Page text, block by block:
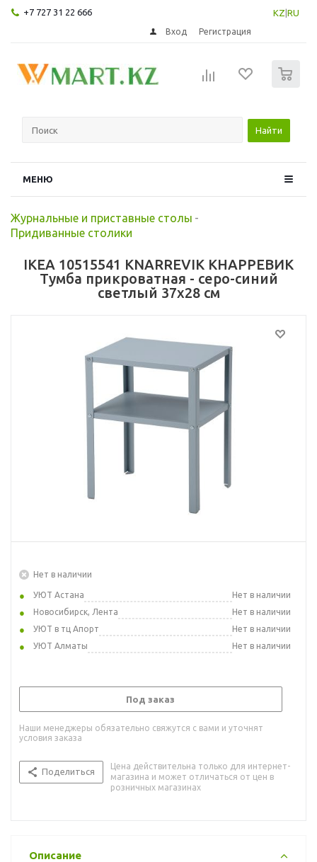
+7 727 31 22 666 KZ RU
Вход Регистрация
Найти
МЕНЮ
Журнальные и приставные столы -
Придиванные столики
IKEA 10515541 KNARREVIK КНАРРЕВИК
Тумба прикроватная - серо-синий
светлый 37x28 см
Нет в наличии
УЮТ Астана
Нет в наличии
Новосибирск, Лента
Нет в наличии
УЮТ в тц Апорт
Нет в наличии
УЮТ Алматы
Нет в наличии
Под заказ
Наши менеджеры обязательно свяжутся с вами и уточнят
условия заказа
Поделиться
Цена действительна только для интернет-
магазина и может отличаться от цен в
розничных магазинах
Описание